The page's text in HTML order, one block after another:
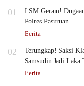
01
LSM Geram!
Polres Pasuruan
Berita
02
Terungkap! Saksi
Samsudin Jadi Laka
Berita